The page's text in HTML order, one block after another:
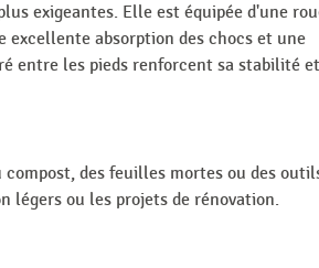
exigeantes. Elle est équipée d'une
excellente absorption des chocs et une
entre les pieds renforcent sa stabilité
des feuilles mortes ou des
légers ou les projets de rénovation.